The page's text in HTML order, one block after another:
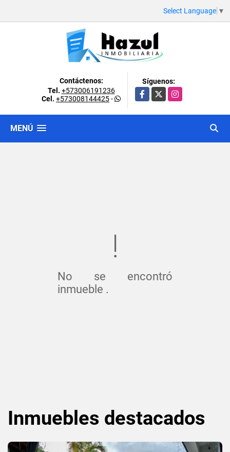
Select Language ▼
Contáctenos:
Tel. +573006191236
Cel. +573008144425-
Síguenos:
Facebook
X Instagram
MENÚ
No se encontró
inmueble .
Inmuebles destacados